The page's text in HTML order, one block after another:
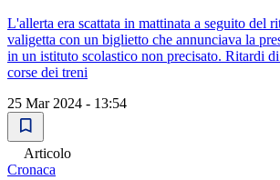
L'allerta era scattata in mattinata a seguito del
valigetta con un biglietto che annunciava la
in un istituto scolastico non precisato. Ritardi
corse dei treni
25 Mar 2024 - 13:54
Articolo
Cronaca